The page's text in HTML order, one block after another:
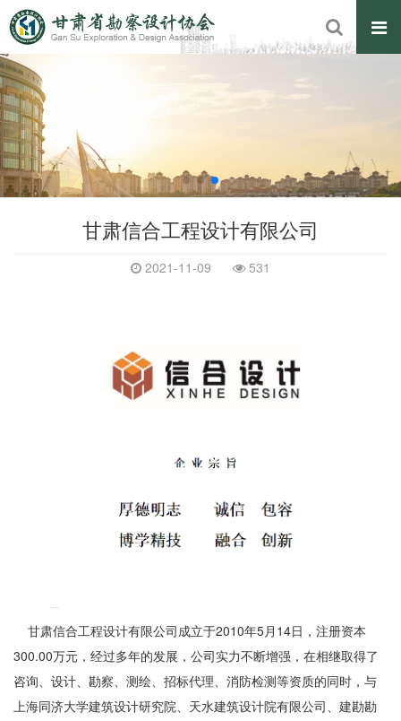
甘肃信合工程设计有限公司
2021-11-09 531
甘肃信合工程设计有限公司成立于2010年5月14日，注册资本
300.00万元，经过多年的发展，公司实力不断增强，在相继取得了
咨询、设计、勘察、测绘、招标代理、消防检测等资质的同时，与
上海同济大学建筑设计研究院、天水建筑设计院有限公司、建勘勘